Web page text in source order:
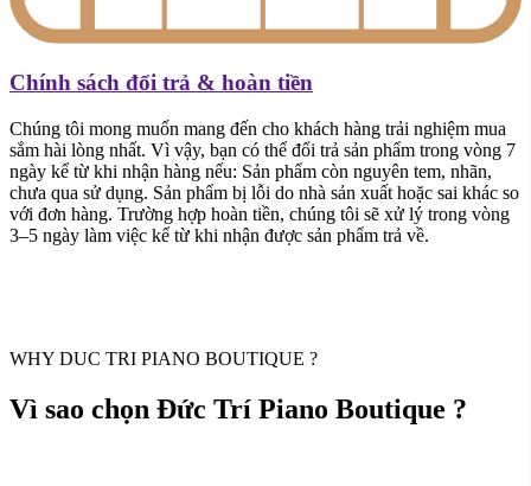
Chính sách đổi trả & hoàn tiền
Chúng tôi mong muốn mang đến cho khách hàng trải nghiệm mua
sắm hài lòng nhất. Vì vậy, bạn có thể đổi trả sản phẩm trong vòng 7
ngày kể từ khi nhận hàng nếu: Sản phẩm còn nguyên tem, nhãn,
chưa qua sử dụng. Sản phẩm bị lỗi do nhà sản xuất hoặc sai khác so
với đơn hàng. Trường hợp hoàn tiền, chúng tôi sẽ xử lý trong vòng
3–5 ngày làm việc kể từ khi nhận được sản phẩm trả về.
WHY DUC TRI PIANO BOUTIQUE ?
Vì sao chọn Đức Trí Piano Boutique ?